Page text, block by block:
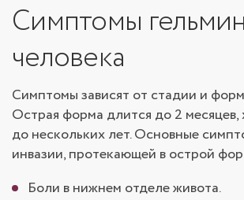
Симптомы
человека
Симптомы зависят от стадии и
Острая форма длится до 2 месяцев,
до нескольких лет. Основные
инвазии, протекающей в острой
Боли в нижнем отделе живота.